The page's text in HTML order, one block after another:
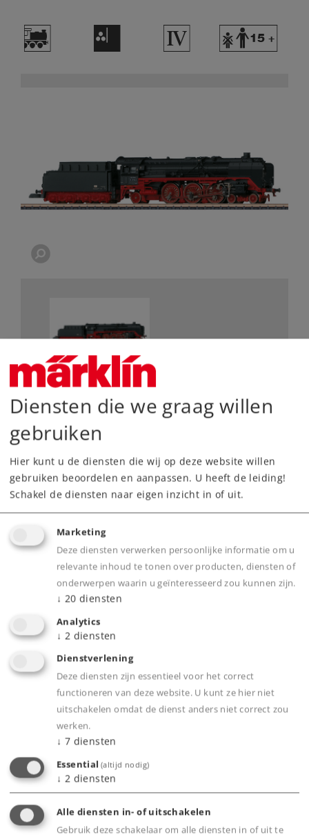
( F 4 Y
De belangrijkste gegevens
Art.nr. 88013
Spoor /
Z /1:220
299,00 € Adviesprijs
Leverbaar vanaf fabriek.
Webwinkel
Dealer zoeken
Downloads
Onderdelen bestellen
Diensten die we graag willen
gebruiken
Hier kunt u de diensten die wij op deze website willen
gebruiken beoordelen en aanpassen. U heeft de leiding!
Schakel de diensten naar eigen inzicht in of uit.
Marketing
Deze diensten verwerken persoonlijke informatie om u
relevante inhoud te tonen over producten, diensten of
onderwerpen waarin u geïnteresseerd zou kunnen zijn.
↓ 20 diensten
Analytics
↓ 2 diensten
Dienstverlening
Deze diensten zijn essentieel voor het correct
functioneren van deze website. U kunt ze hier niet
uitschakelen omdat de dienst anders niet correct zou
werken.
↓ 7 diensten
Essential (altijd nodig)
↓ 2 diensten
Alle diensten in- of uitschakelen
Gebruik deze schakelaar om alle diensten in of uit te